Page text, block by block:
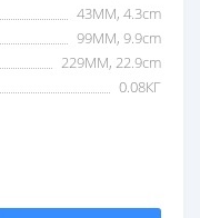
С двойным
43MM, 4.3cm
99MM, 9.9cm
229MM, 22.9cm
0.08КГ